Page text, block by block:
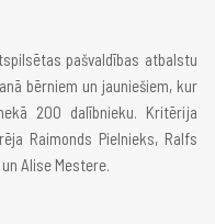
pašvaldības atbalstu
bērniem un jauniešiem, kur
200 dalībnieku. Kritērija
Raimonds Pielnieks, Ralfs
Alise Mestere.